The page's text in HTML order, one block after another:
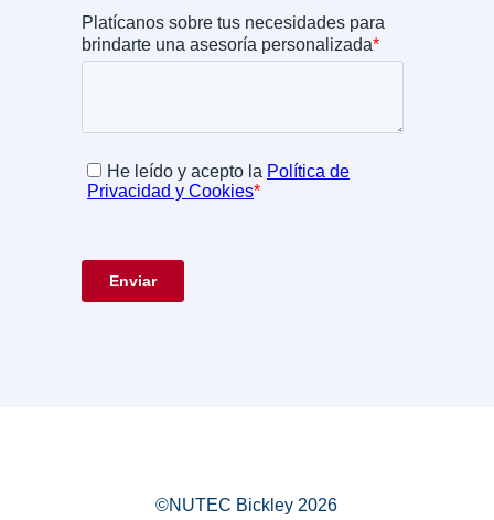
©NUTEC Bickley 2026